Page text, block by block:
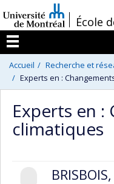
au
contenu
/École
Menu
Accueil Recherche et
Experts en :
Experts en :
climatiques